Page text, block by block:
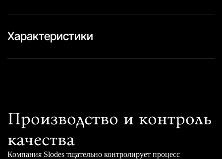
Характеристики
Производство и контроль
качества
Компания Slodes тщательно контролирует процесс